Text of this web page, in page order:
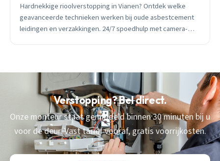
Hardnekkige rioolverstopping in Vianen? Ontdek welke
geavanceerde technieken werken bij oude asbestcement
leidingen en verzakkingen. 24/7 spoedhulp met camera-
Verstopping? Bel direct.
Onze monteur staat gemiddeld binnen 30 minuten bij u
voor de deur. Vast tarief vooraf, gratis voorrijkosten.